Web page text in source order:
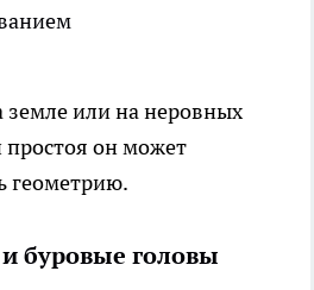
или на неровных
простоя он может
геометрию.
буровые головы